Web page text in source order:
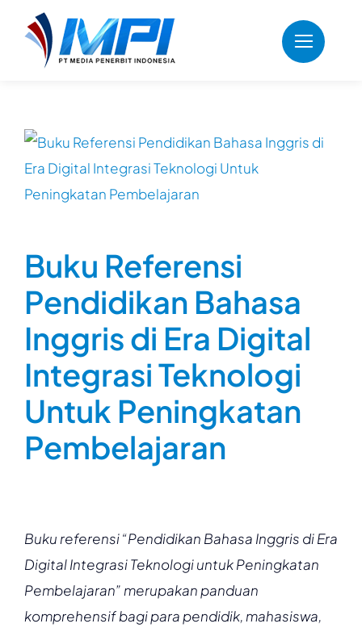
content
Buku Referensi
Pendidikan Bahasa
Inggris di Era Digital
Integrasi Teknologi
Untuk Peningkatan
Pembelajaran
Buku referensi “Pendidikan Bahasa Inggris di Era
Digital Integrasi Teknologi untuk Peningkatan
Pembelajaran” merupakan panduan
komprehensif bagi para pendidik, mahasiswa,